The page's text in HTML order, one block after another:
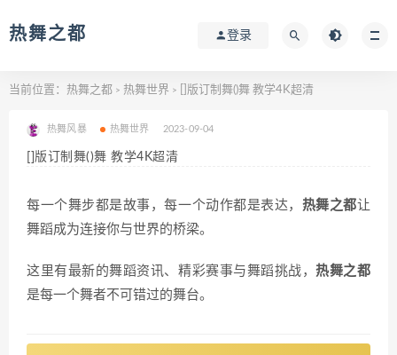
热舞之都 登录
当前位置： 热舞之都 > 热舞世界 > []版订制舞()舞 教学4K超清
热舞风暴 热舞世界 2023-09-04
[]版订制舞()舞 教学4K超清
每一个舞步都是故事，每一个动作都是表达， 热舞之都让
舞蹈成为连接你与世界的桥梁。
这里有最新的舞蹈资讯、精彩赛事与舞蹈挑战，热舞之都
是每一个舞者不可错过的舞台。